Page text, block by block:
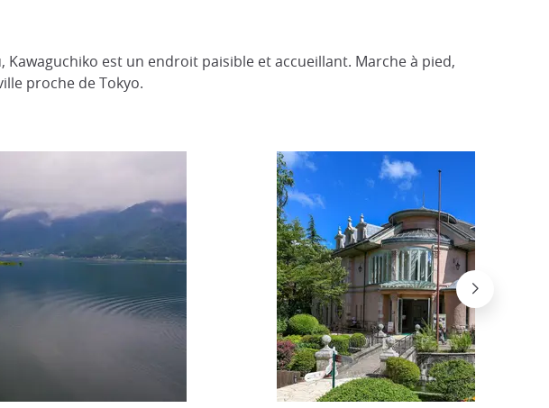
est un endroit paisible et accueillant. Marche à pied,
proche de Tokyo.